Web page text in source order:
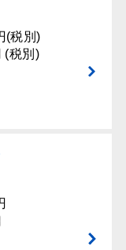
(税別)
(税別)